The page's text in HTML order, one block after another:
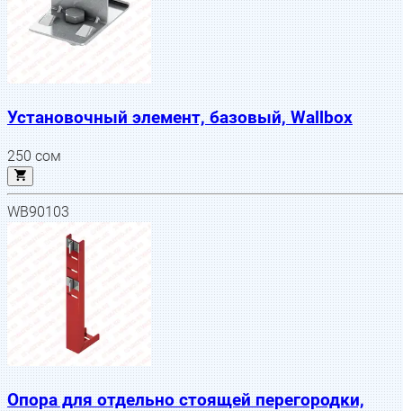
Установочный элемент, базовый, Wallbox
250сом
WB90103
Опора для отдельно стоящей перегородки,